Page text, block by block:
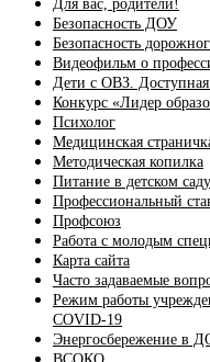
Для вас, родители!
Безопасность ДОУ
Безопасность
Видеофильм о
Дети с ОВЗ. Доступная
Конкурс «Лидер
Психолог
Медицинская
Методическая копилка
Питание в детском саду
Профессиональный
Профсоюз
Работа с молодым
Карта сайта
Часто задаваемые
Режим работы
COVID-19
Энергосбережение в